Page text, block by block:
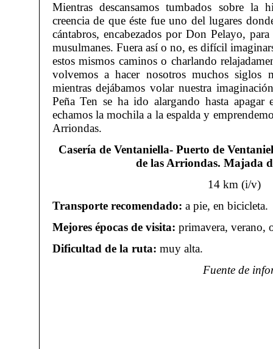
Mientras descansamos tumbados sobre la
creencia de que éste fue uno del lugares
cántabros, encabezados por Don Pelayo,
musulmanes. Fuera así o no, es difícil
estos mismos caminos o charlando
volvemos a hacer nosotros muchos siglos
mientras dejábamos volar nuestra
Peña Ten se ha ido alargando hasta
echamos la mochila a la espalda y
Arriondas.
Casería de Ventaniella- Puerto de
de las Arriondas. Majada
14 km (i/v)
Transporte recomendado: a pie, en bicicleta.
Mejores épocas de visita: primavera, verano,
Dificultad de la ruta: muy alta.
Fuente de